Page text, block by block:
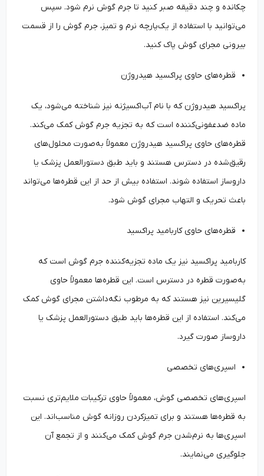
چکانده و چند دقیقه صبر کنید تا جرم گوش نرم شود. سپس
می‌توانید با استفاده از یک‌پارچه نرم و تمیز، جرم گوش را از قسمت
بیرونی مجرای گوش پاک کنید.
قطره‌های حاوی پراکسید هیدروژن
پراکسید هیدروژن که با نام آب‌اکسیژنه نیز شناخته می‌شود، یک
ماده ضدعفونی‌کننده است که به تجزیه جرم گوش کمک می‌کند.
قطره‌های حاوی پراکسید هیدروژن معمولاً به‌صورت محلول‌های
رقیق‌شده در دسترس هستند و باید طبق دستورالعمل پزشک یا
داروساز استفاده شوند. استفاده بیش از حد از این قطره‌ها می‌تواند
باعث تحریک و التهاب مجرای گوش شود.
قطره‌های حاوی کاربامید پراکسید
کاربامید پراکسید نیز یک ماده تجزیه‌کننده جرم گوش است که
به‌صورت قطره در دسترس است. این قطره‌ها معمولاً حاوی
گلیسیرین نیز هستند که به مرطوب نگه‌داشتن مجرای گوش کمک
می‌کند. استفاده از این قطره‌ها باید طبق دستورالعمل پزشک یا
داروساز صورت گیرد.
اسپری‌های تخصصی
اسپری‌های تخصصی گوش، معمولاً حاوی ترکیبات ملایم‌تری نسبت
به قطره‌ها هستند و برای تمیزکردن روزانه گوش مناسب‌اند. این
اسپری‌ها به نرم‌شدن جرم گوش کمک می‌کنند و از تجمع آن
جلوگیری می‌نمایند.